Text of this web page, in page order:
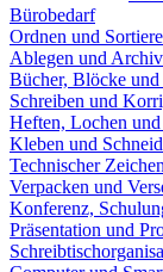
Bürobedarf
Ordnen und
Ablegen und
Bücher, Blöcke
Schreiben und
Heften, Lochen
Kleben und
Technischer
Verpacken und
Konferenz,
Präsentation und